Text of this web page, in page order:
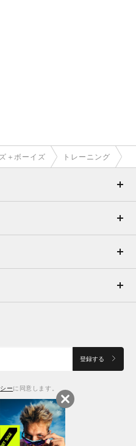
＋ボーイズ トレーニング
登録する
ーに同意します。